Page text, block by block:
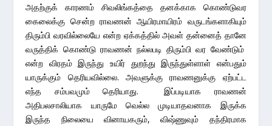
அதற்குக் காரணம் சிவலிங்கத்தை தனக்காக கொண்டுவர
கைலைக்கு சென்ற ராவணன் ஆயிரமாயிரம் வருடங்களாகியும்
திரும்பி வரவில்லையே என்ற ஏக்கத்தில் அவள் தன்னைத் தானே
வருத்திக் கொண்டு ராவணன் நல்லபடி திரும்பி வர வேண்டும்
என்ற விரதம் இருந்து உயிர் துறந்து இருந்துள்ளாள் என்பதும்
யாருக்கும் தெரியவில்லை. அவளுக்கு ராவணனுக்கு ஏற்பட்ட
எந்த சம்பவமும் தெரியாது. இப்படியாக ராவணன்
அதிபலசாலியாக யாருமே வெல்ல முடியாதவனாக இருக்க
இருந்த நிலையை வினாயகரும், விஷ்ணுவும் தந்திரமாக